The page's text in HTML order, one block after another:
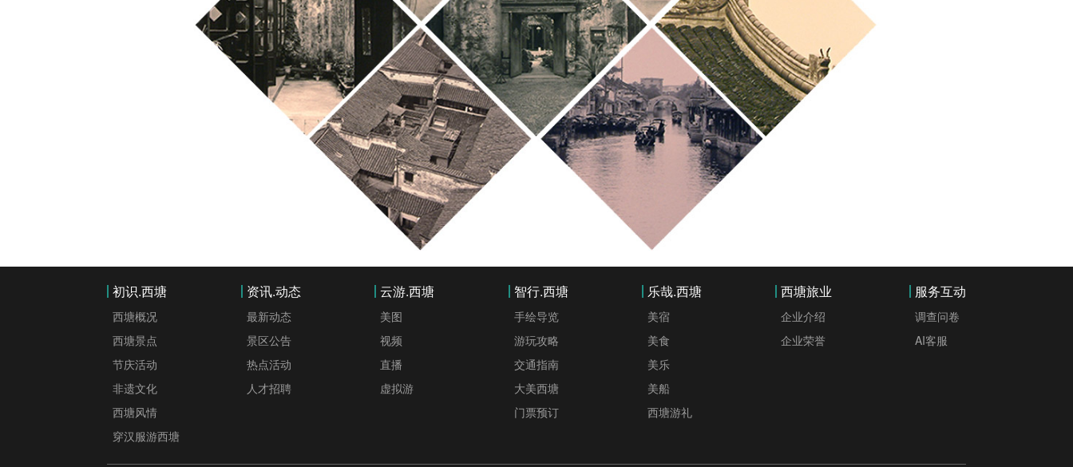
初识.西塘
西塘概况
西塘景点
节庆活动
非遗文化
西塘风情
穿汉服游西塘
资讯.动态
最新动态
景区公告
热点活动
人才招聘
云游.西塘
美图
视频
直播
虚拟游
智行.西塘
手绘导览
游玩攻略
交通指南
大美西塘
门票预订
乐哉.西塘
美宿
美食
美乐
美船
西塘游礼
西塘旅业
企业介绍
企业荣誉
服务互动
调查问卷
AI客服